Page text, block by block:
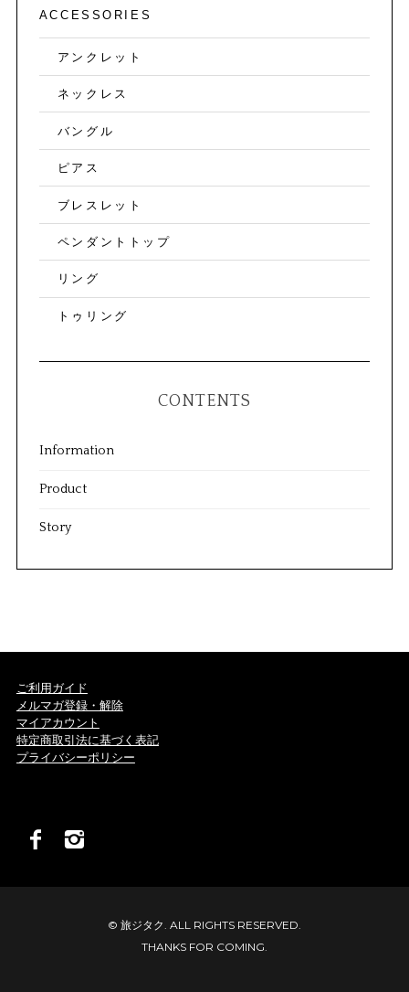
ACCESSORIES
アンクレット
ネックレス
バングル
ピアス
ブレスレット
ペンダントトップ
リング
トゥリング
CONTENTS
Information
Product
Story
ご利用ガイド
メルマガ登録・解除
マイアカウント
特定商取引法に基づく表記
プライバシーポリシー
© 旅ジタク. ALL RIGHTS RESERVED.
THANKS FOR COMING.